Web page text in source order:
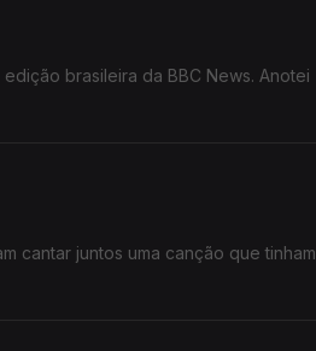
brasileira da BBC News. Anotei
cantar juntos uma canção que tinham